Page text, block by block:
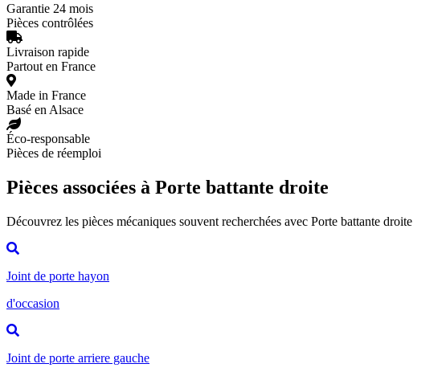
Garantie 24 mois
Pièces contrôlées
Livraison rapide
Partout en France
Made in France
Basé en Alsace
Éco-responsable
Pièces de réemploi
Pièces associées à Porte battante droite
Découvrez les pièces mécaniques souvent recherchées avec Porte battante droite
Joint de porte hayon
d'occasion
Joint de porte arriere gauche